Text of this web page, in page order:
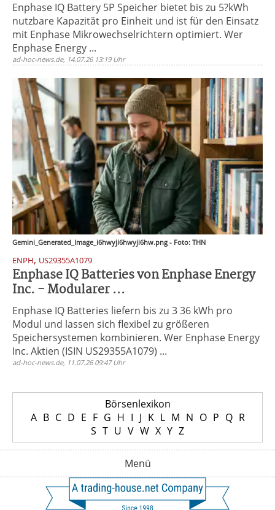
Enphase IQ Battery 5P Speicher bietet bis zu 5?kWh
nutzbare Kapazität pro Einheit und ist für den Einsatz
mit Enphase Mikrowechselrichtern optimiert. Wer
Enphase Energy ...
ad-hoc-news.de, 14.07.26 13:19 Uhr
Gemini_Generated_Image_i6hwyji6hwyji6hw.png - Foto: THN
ENPH, US29355A1079
Enphase IQ Batteries von Enphase Energy
Inc. - Modularer ...
Enphase IQ Batteries liefern bis zu 3 36 kWh pro
Modul und lassen sich flexibel zu größeren
Speichersystemen kombinieren. Wer Enphase Energy
Inc. Aktien (ISIN US29355A1079) ...
ad-hoc-news.de, 11.07.26 09:47 Uhr
Börsenlexikon
A B C D E F G H I J K L M N O P Q R
S T U V W X Y Z
Menü